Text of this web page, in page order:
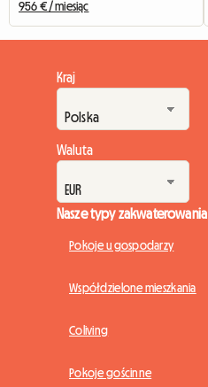
956 € / miesiąc
Kraj
Waluta
Nasze typy zakwaterowania
Pokoje u gospodarzy
Współdzielone mieszkania
Coliving
Pokoje gościnne